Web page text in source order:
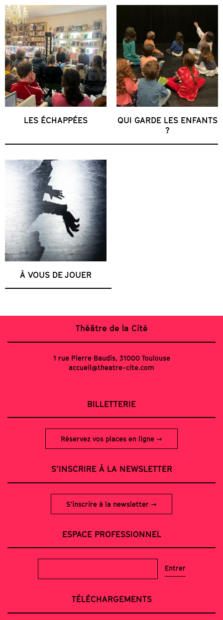
LES ÉCHAPPÉES
QUI GARDE LES ENFANTS
?
À VOUS DE JOUER
Théâtre de la Cité
1 rue Pierre Baudis, 31000 Toulouse
accueil@theatre-cite.com
BILLETTERIE
Réservez vos places en ligne
S’INSCRIRE À LA NEWSLETTER
S’inscrire à la newsletter
ESPACE PROFESSIONNEL
TÉLÉCHARGEMENTS